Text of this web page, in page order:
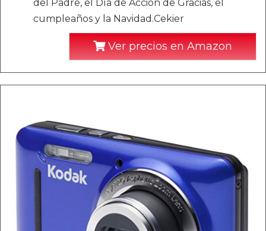
del Padre, el Día de Acción de Gracias, el
cumpleaños y la Navidad.Cekier
Ver precios en Amazon